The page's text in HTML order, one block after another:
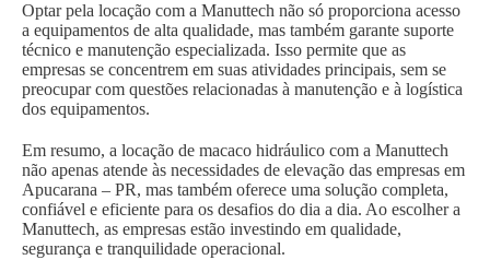
Optar pela locação com a Manuttech não só proporciona acesso
a equipamentos de alta qualidade, mas também garante suporte
técnico e manutenção especializada. Isso permite que as
empresas se concentrem em suas atividades principais, sem se
preocupar com questões relacionadas à manutenção e à logística
dos equipamentos.
Em resumo, a locação de macaco hidráulico com a Manuttech
não apenas atende às necessidades de elevação das empresas em
Apucarana – PR, mas também oferece uma solução completa,
confiável e eficiente para os desafios do dia a dia. Ao escolher a
Manuttech, as empresas estão investindo em qualidade,
segurança e tranquilidade operacional.